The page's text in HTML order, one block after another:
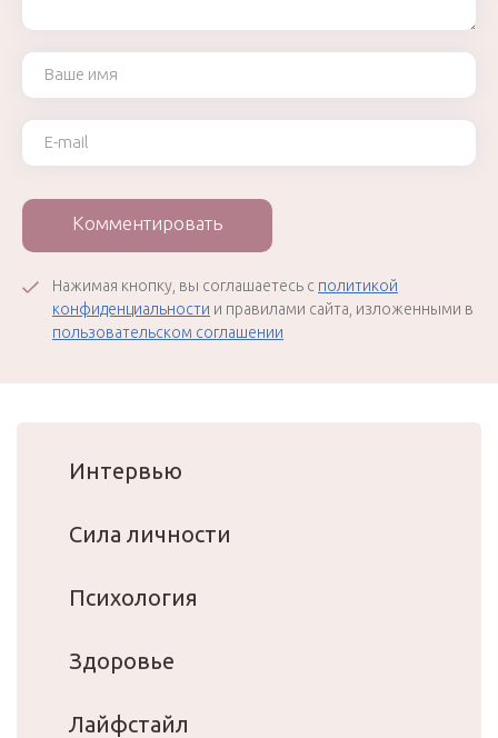
Ваше имя
Ваш e-mail
Комментировать
Нажимая кнопку, вы соглашаетесь с политикой
конфиденциальности и правилами сайта, изложенными в
пользовательском соглашении
Интервью
Сила личности
Психология
Здоровье
Лайфстайл